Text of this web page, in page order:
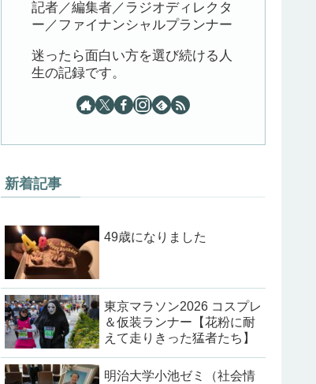
記者／編集者／ラジオディレクタ
ー／ファイナンシャルプランナー
迷ったら面白い方を選び続ける人
生の記録です。
新着記事
49歳になりました
東京マラソン2026 コスプレ
＆仮装ランナー【花粉に耐
えて走りきった猛者たち】
明治大学小池ゼミ（社会情